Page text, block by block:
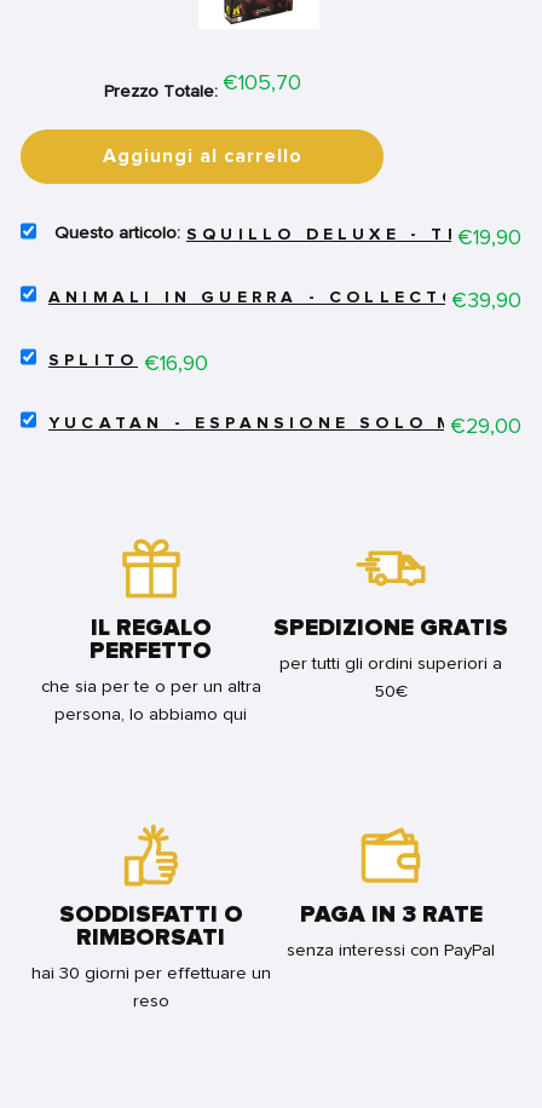
Prezzo Totale: Price
€105,70
Aggiungi al carrello
SELECT
-
FOR
SQUILLO DELUXE - Price
€19,90
SELECT
GUERRA
BOX
ANIMALI IN GUERRA - COLLECTOR'S
Price
€39,90
SELECT
BUNDLE
SPLITO Price
€16,90
SELECT
YUCATAN - ESPANSIONE SOLO MODE
Price
€29,00
IL REGALO
PERFETTO
che sia per te o per un altra
persona, lo abbiamo qui
SPEDIZIONE GRATIS
per tutti gli ordini superiori a
50€
SODDISFATTI O
RIMBORSATI
hai 30 giorni per effettuare un
reso
PAGA IN 3 RATE
senza interessi con PayPal